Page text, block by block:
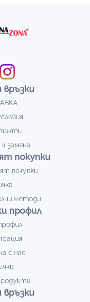
връзки
замяна
покупки
покупки
методи
профил
с нас
връзки